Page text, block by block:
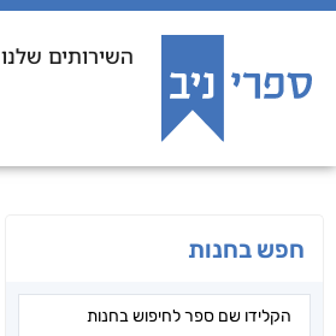
השירותים שלנו
חפש בחנות